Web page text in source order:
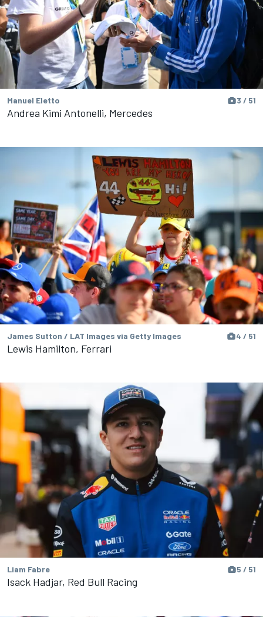
Manuel Eletto 3 / 51
Andrea Kimi Antonelli, Mercedes
James Sutton / LAT Images via Getty Images 4 / 51
Lewis Hamilton, Ferrari
Liam Fabre 5 / 51
Isack Hadjar, Red Bull Racing